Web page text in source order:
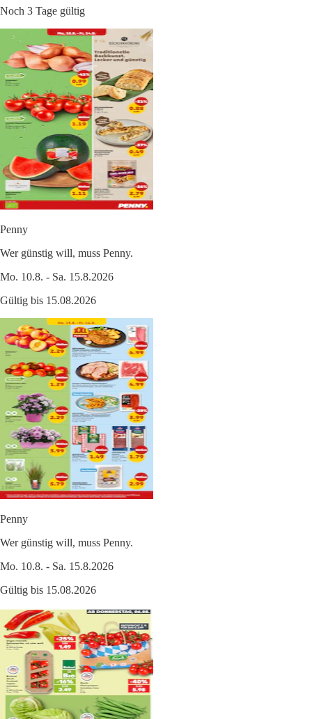
Noch 3 Tage gültig
Penny
Wer günstig will, muss Penny.
Mo. 10.8. - Sa. 15.8.2026
Gültig bis 15.08.2026
Penny
Wer günstig will, muss Penny.
Mo. 10.8. - Sa. 15.8.2026
Gültig bis 15.08.2026